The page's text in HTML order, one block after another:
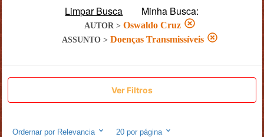
Limpar Busca Minha Busca:
AUTOR > Oswaldo Cruz
ASSUNTO> Doenças Transmissíveis
Ver Filtros
Ordernar por Relevancia 20por página